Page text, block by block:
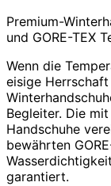
Premium-
und GORE-TEX
Wenn die
eisige
Begleiter. Die
Handschuhe
bewährten
garantiert.